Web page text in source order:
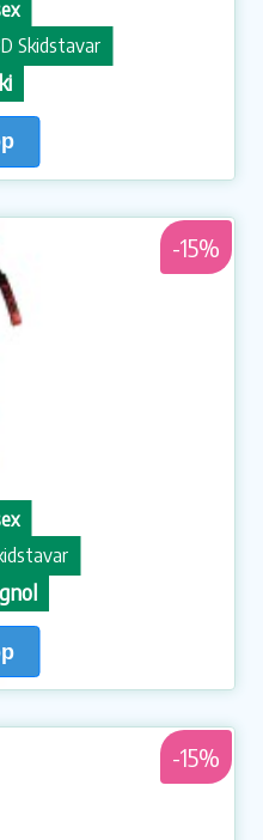
Skidstavar
-15%
-15%